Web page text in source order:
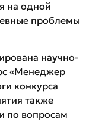
на одной
проблемы
научно-
«Менеджер
конкурса
также
по вопросам